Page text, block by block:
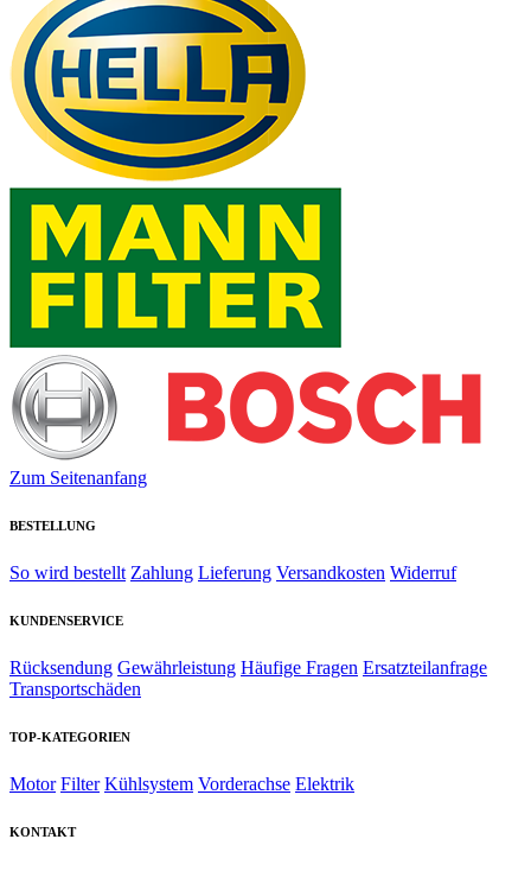
Zum Seitenanfang
BESTELLUNG
So wird bestellt Zahlung Lieferung Versandkosten Widerruf
KUNDENSERVICE
Rücksendung Gewährleistung Häufige Fragen Ersatzteilanfrage
Transportschäden
TOP-KATEGORIEN
Motor Filter Kühlsystem Vorderachse Elektrik
KONTAKT